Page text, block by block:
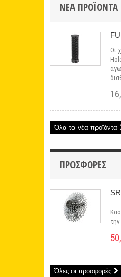
ΝΈΑ ΠΡΟΪΌΝΤΑ
Οι
Όλα τα νέα προϊόντα
ΠΡΟΣΦΟΡΈΣ
Όλες οι προσφορές